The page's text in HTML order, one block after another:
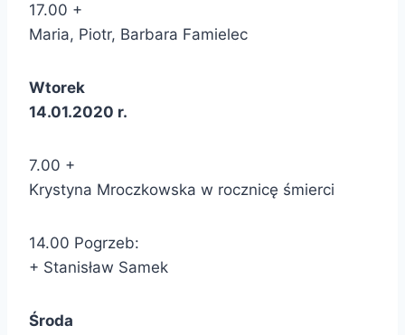
17.00 +
Maria, Piotr, Barbara Famielec
Wtorek
14.01.2020 r.
7.00 +
Krystyna Mroczkowska w rocznicę śmierci
14.00 Pogrzeb:
+ Stanisław Samek
Środa